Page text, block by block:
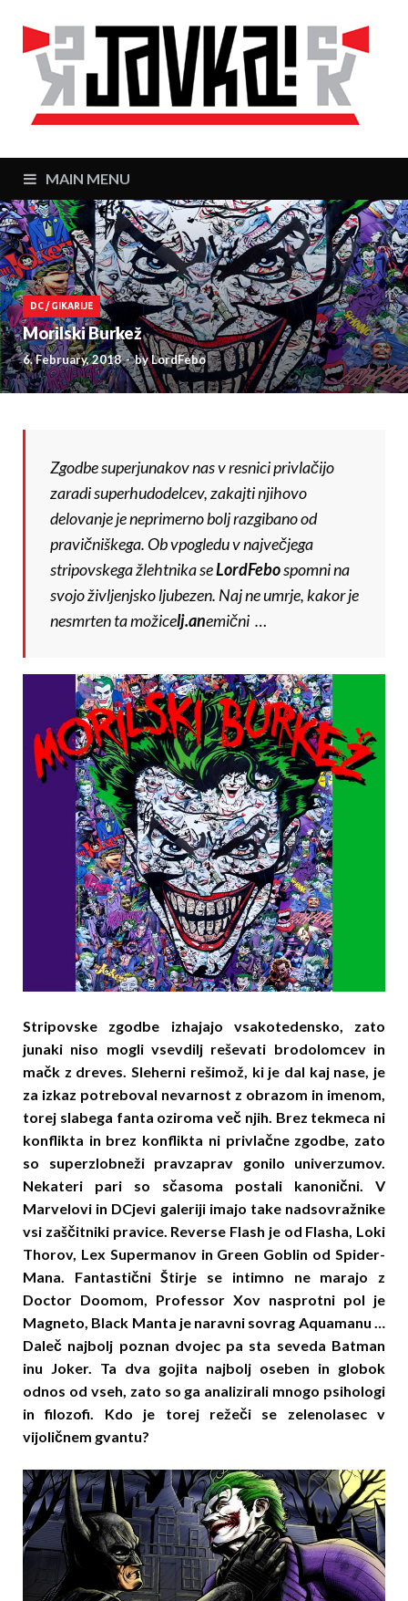
MAIN MENU
DC/GIKARIJE
Morilski Burkež
6. February, 2018-byLordFebo
Zgodbe superjunakov nas v resnici privlačijo
zaradi superhudodelcev, zakajti njihovo
delovanje je neprimerno bolj razgibano od
pravičniškega. Ob vpogledu v največjega
stripovskega žlehtnika seLordFebospomni na
svojo življenjsko ljubezen. Naj ne umrje, kakor je
nesmrten ta možicelj.anemični …
Stripovske zgodbe izhajajo vsakotedensko, zato
junaki niso mogli vsevdilj reševati brodolomcev in
mačk z dreves. Sleherni rešimož, ki je dal kaj nase, je
za izkaz potreboval nevarnost z obrazom in imenom,
torej slabega fanta oziroma več njih. Brez tekmeca ni
konflikta in brez konflikta ni privlačne zgodbe, zato
so superzlobneži pravzaprav gonilo univerzumov.
Nekateri pari so sčasoma postali kanonični. V
Marvelovi in DCjevi galeriji imajo take nadsovražnike
vsi zaščitniki pravice. Reverse Flash je od Flasha, Loki
Thorov, Lex Supermanov in Green Goblin od Spider-
Mana. Fantastični Štirje se intimno ne marajo z
Doctor Doomom, Professor Xov nasprotni pol je
Magneto, Black Manta je naravni sovrag Aquamanu …
Daleč najbolj poznan dvojec pa sta seveda Batman
inu Joker. Ta dva gojita najbolj oseben in globok
odnos od vseh, zato so ga analizirali mnogo psihologi
in filozofi. Kdo je torej režeči se zelenolasec v
vijoličnem gvantu?